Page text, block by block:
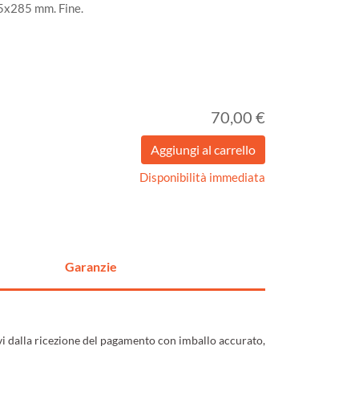
mm. Fine.
70,00 €
Disponibilità immediata
Garanzie
ricezione del pagamento con imballo accurato,